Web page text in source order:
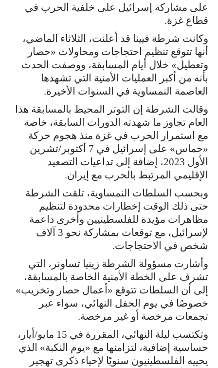
على مشاركة إسرائيل على خلفية الحرب في
قطاع غزة.
وكانت شرطة فيينا قد أعلنت، الثلاثاء الماضي،
أنها تتوقع تنظيم احتجاجات ومحاولات «حصار
وتعطيل» خلال أيام المسابقة، ووصفت الحدث
بأنه من أكبر العمليات الأمنية التي تشهدها
العاصمة النمساوية في السنوات الأخيرة.
وقالت الشرطة إن التوتر المحيط بالمسابقة هذا
العام تجاوز ما شهدته الدورات السابقة، خاصة
مع استمرار الحرب في غزة منذ هجوم حركة
«حماس» على إسرائيل في 7 أكتوبر/تشرين
الأول 2023، إضافة إلى تداعيات التصعيد
الإقليمي المرتبط بالحرب مع إيران.
وبحسب السلطات النمساوية، تلقت الشرطة
حتى ذلك الوقت إخطارات محدودة لتنظيم
مظاهرات مؤيدة للفلسطينيين وأخرى داعمة
لإسرائيل، مع توقعات بمشاركة نحو 3 آلاف
شخص في الاحتجاجات.
وأشارت مسؤولة الشرطة زينيا تساونر، التي
تشرف على الخطة الأمنية الخاصة بالمسابقة،
إلى أن السلطات تتوقع «أعمال حصار وتخريب»
خصوصًا في يوم الحفل النهائي، سواء عبر
تجمعات مرخصة أو غير مرخصة.
وتكتسب ليلة النهائي، المقررة في 15 مايو/أيار،
حساسية إضافية، لتزامنها مع «يوم النكبة» الذي
يحييه الفلسطينيون سنويًا لإحياء ذكرى تهجير